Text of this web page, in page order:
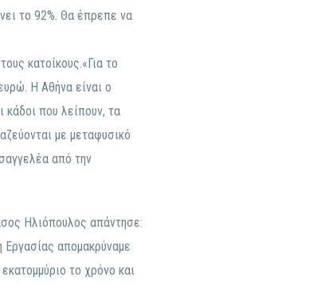
το 92%. Θα έπρεπε να
κατοίκους.«Για το
Η Αθήνα είναι ο
κάδοι που λείπουν, τα
με μεταφυσικό
από την
Ηλιόπουλος απάντησε:
απομακρύναμε
το χρόνο και